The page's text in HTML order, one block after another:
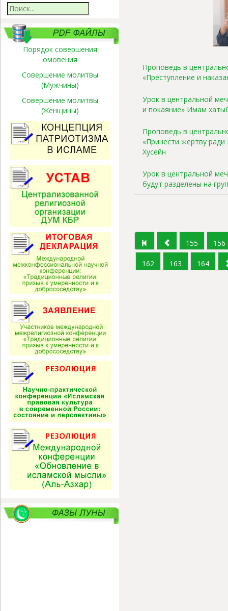
Порядок совершения
омовения
Совершение молитвы
(Мужчины)
Совершение молитвы
(Женщины)
Проповедь в
«Преступление и
Урок в центральной
и покаяние» Имам
Проповедь в
«Принести жертву
Хусейн
Урок в центральной
будут разделены на
155 156
162 163 164